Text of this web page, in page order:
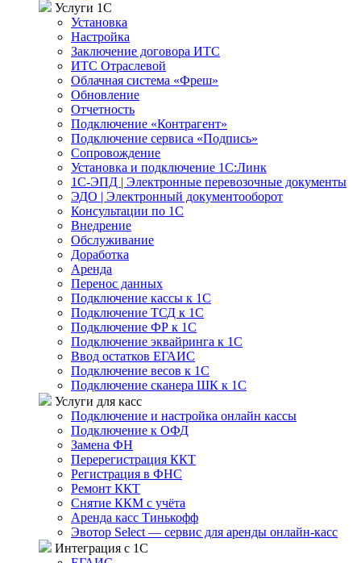
Услуги 1С
Установка
Настройка
Заключение договора ИТС
ИТС Отраслевой
Облачная система «Фреш»
Обновление
Отчетность
Подключение «Контрагент»
Подключение сервиса «Подпись»
Сопровождение
Установка и подключение 1С:Линк
1С-ЭПД | Электронные перевозочные документы
ЭДО | Электронный документооборот
Консультации по 1С
Внедрение
Обслуживание
Доработка
Аренда
Перенос данных
Подключение кассы к 1С
Подключение ТСД к 1С
Подключение ФР к 1С
Подключение эквайринга к 1С
Ввод остатков ЕГАИС
Подключение весов к 1С
Подключение сканера ШК к 1С
Услуги для касс
Подключение и настройка онлайн кассы
Подключение к ОФД
Замена ФН
Перерегистрация ККТ
Регистрация в ФНС
Ремонт ККТ
Снятие ККМ с учёта
Аренда касс Тинькофф
Эвотор Select — сервис для аренды онлайн-касс
Интеграция с 1С